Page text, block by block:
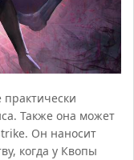
практически
Также она может
Он наносит
когда у Квопы